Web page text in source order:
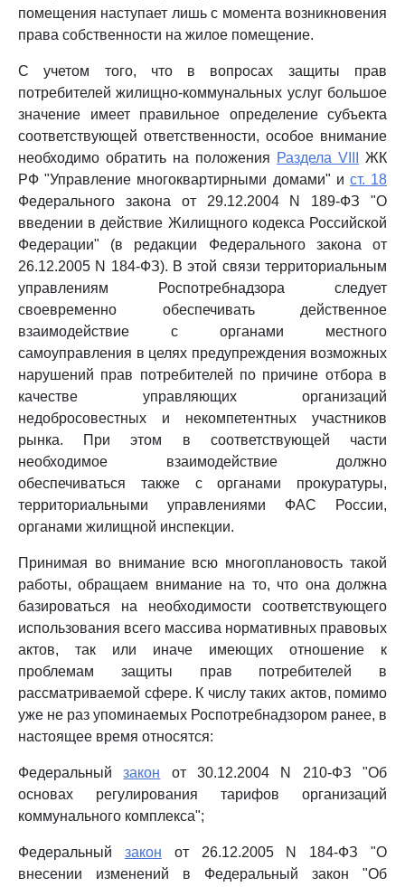
помещения наступает лишь с момента возникновения
права собственности на жилое помещение.
С учетом того, что в вопросах защиты прав
потребителей жилищно-коммунальных услуг большое
значение имеет правильное определение субъекта
соответствующей ответственности, особое внимание
необходимо обратить на положения Раздела VIII
ЖК
РФ "Управление многоквартирными домами" и ст. 18
Федерального закона от 29.12.2004 N 189-ФЗ "О
введении в действие Жилищного кодекса Российской
Федерации" (в редакции Федерального закона от
26.12.2005 N 184-ФЗ). В этой связи территориальным
управлениям Роспотребнадзора следует
своевременно обеспечивать действенное
взаимодействие с органами местного
самоуправления в целях предупреждения возможных
нарушений прав потребителей по причине отбора в
качестве управляющих организаций
недобросовестных и некомпетентных участников
рынка. При этом в соответствующей части
необходимое взаимодействие должно
обеспечиваться также с органами прокуратуры,
территориальными управлениями ФАС России,
органами жилищной инспекции.
Принимая во внимание всю многоплановость такой
работы, обращаем внимание на то, что она должна
базироваться на необходимости соответствующего
использования всего массива нормативных правовых
актов, так или иначе имеющих отношение к
проблемам защиты прав потребителей в
рассматриваемой сфере. К числу таких актов, помимо
уже не раз упоминаемых Роспотребнадзором ранее, в
настоящее время относятся:
Федеральныйзакон от 30.12.2004 N 210-ФЗ "Об
основах регулирования тарифов организаций
коммунального комплекса";
Федеральный закон от 26.12.2005 N 184-ФЗ "О
внесении изменений в Федеральный закон "Об